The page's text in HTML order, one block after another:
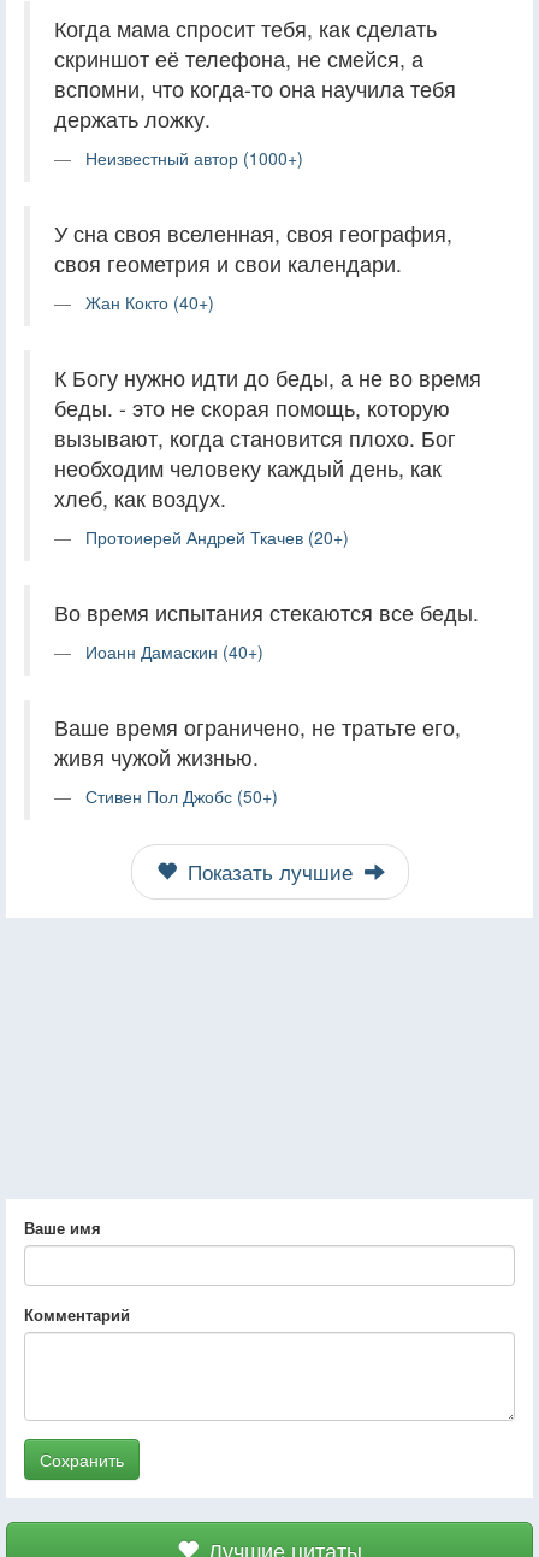
Когда мама спросит тебя, как сделать
скриншот её телефона, не смейся, а
вспомни, что когда-то она научила тебя
держать ложку.
Неизвестный автор (1000+)
У сна своя вселенная, своя география,
своя геометрия и свои календари.
Жан Кокто (40+)
К Богу нужно идти до беды, а не во время
беды. - это не скорая помощь, которую
вызывают, когда становится плохо. Бог
необходим человеку каждый день, как
хлеб, как воздух.
Протоиерей Андрей Ткачев (20+)
Во время испытания стекаются все беды.
Иоанн Дамаскин (40+)
Ваше время ограничено, не тратьте его,
живя чужой жизнью.
Стивен Пол Джобс (50+)
Показать лучшие
Ваше имя
Комментарий
Сохранить
Лучшие цитаты